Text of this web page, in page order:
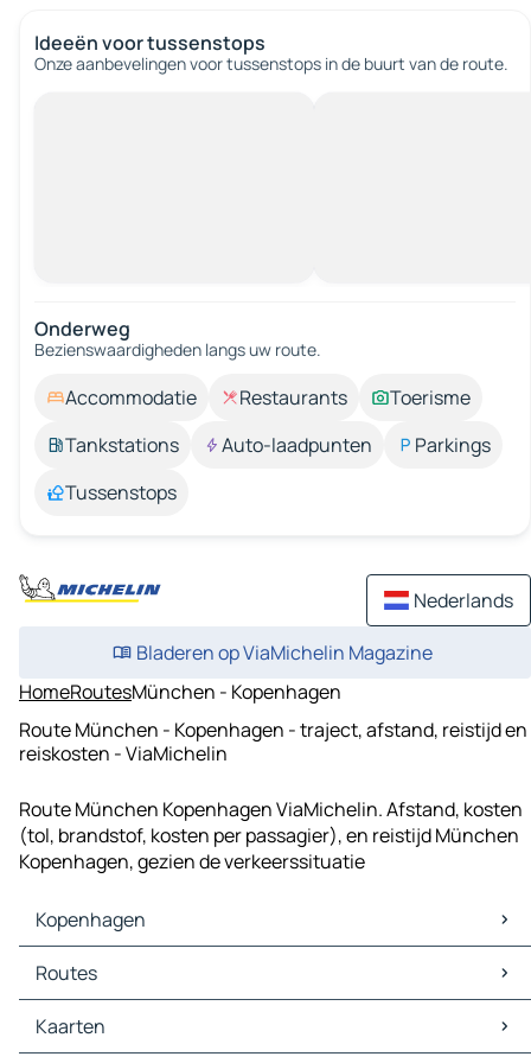
Ideeën voor tussenstops
Onze aanbevelingen voor tussenstops in de buurt van de route.
Onderweg
Bezienswaardigheden langs uw route.
Accommodatie Restaurants
Toerisme
Tankstations
Auto-laadpunten
Parkings
Tussenstops
Nederlands
Bladeren op ViaMichelin Magazine
HomeRoutesMünchen - Kopenhagen
Route München - Kopenhagen - traject, afstand, reistijd en
reiskosten - ViaMichelin
Route München Kopenhagen ViaMichelin. Afstand, kosten
(tol, brandstof, kosten per passagier), en reistijd München
Kopenhagen, gezien de verkeerssituatie
Kopenhagen
Kopenhagen Kaarten
Kopenhagen Verkeer
Kopenhagen Hotels
Kopenhagen Restaurants
Routes
Routes Kopenhagen - Göteborg
Routes Kopenhagen - Malmö
Kaarten